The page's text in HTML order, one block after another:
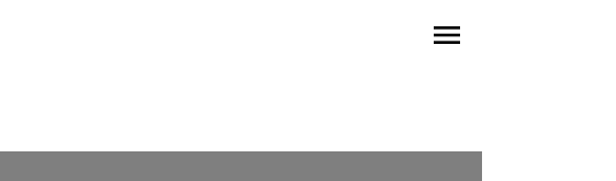
menu